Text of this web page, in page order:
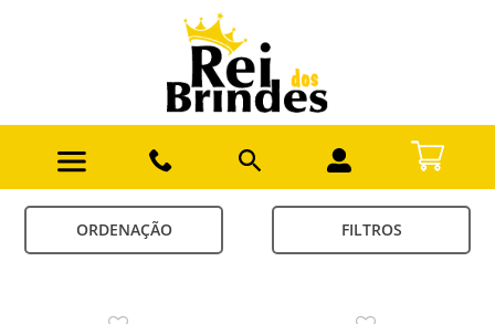
ORDENAÇÃO FILTROS